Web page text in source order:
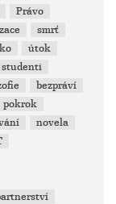
Právo
smrť
útok
studenti
bezpráví
pokrok
novela